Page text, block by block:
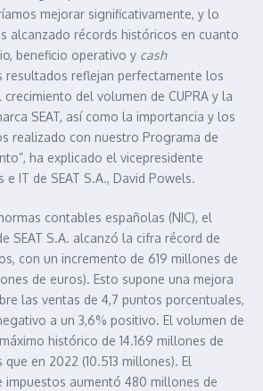
mejorar significativamente, y lo
alcanzado récords históricos en cuanto
beneficio operativo y cash
resultados reflejan perfectamente los
del volumen de CUPRA y la
SEAT, así como la importancia y los
realizado con nuestro Programa de
ha explicado el vicepresidente
e IT de SEAT S.A., David Powels.
contables españolas (NIC), el
SEAT S.A. alcanzó la cifra récord de
con un incremento de 619 millones de
de euros). Esto supone una mejora
las ventas de 4,7 puntos porcentuales,
a un 3,6% positivo. El volumen de
histórico de 14.169 millones de
en 2022 (10.513 millones). El
impuestos aumentó 480 millones de